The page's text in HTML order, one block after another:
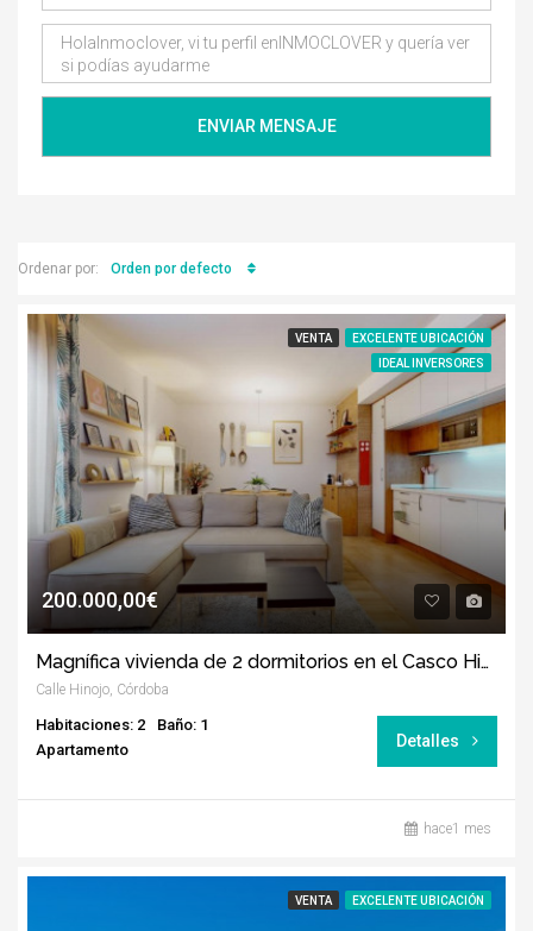
ENVIAR MENSAJE
Ordenar por: Orden por defecto
VENTA
EXCELENTE UBICACIÓN
IDEAL INVERSORES
200.000,00€
Magnífica vivienda de 2 dormitorios en el Casco Histórico de Córdoba
Calle Hinojo, Córdoba
Habitaciones: 2
Baño: 1
Apartamento
Detalles
hace1 mes
VENTA EXCELENTE UBICACIÓN